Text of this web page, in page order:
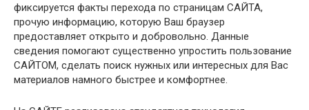
фиксируется факты перехода по страницам САЙТА,
прочую информацию, которую Ваш браузер
предоставляет открыто и добровольно. Данные
сведения помогают существенно упростить пользование
САЙТОМ, сделать поиск нужных или интересных для Вас
материалов намного быстрее и комфортнее.